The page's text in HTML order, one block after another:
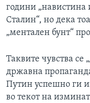
години „навистина
Сталин“, но дека
„ментален бунт“
Таквите чувства се
државна
Путин успешно ги
во текот на